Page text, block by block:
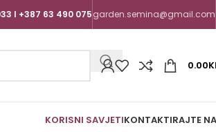
I +387 63 490 075garden.semina@gmail.com
0.00
KORISNI SAVJETIKONTAKTIRAJTE